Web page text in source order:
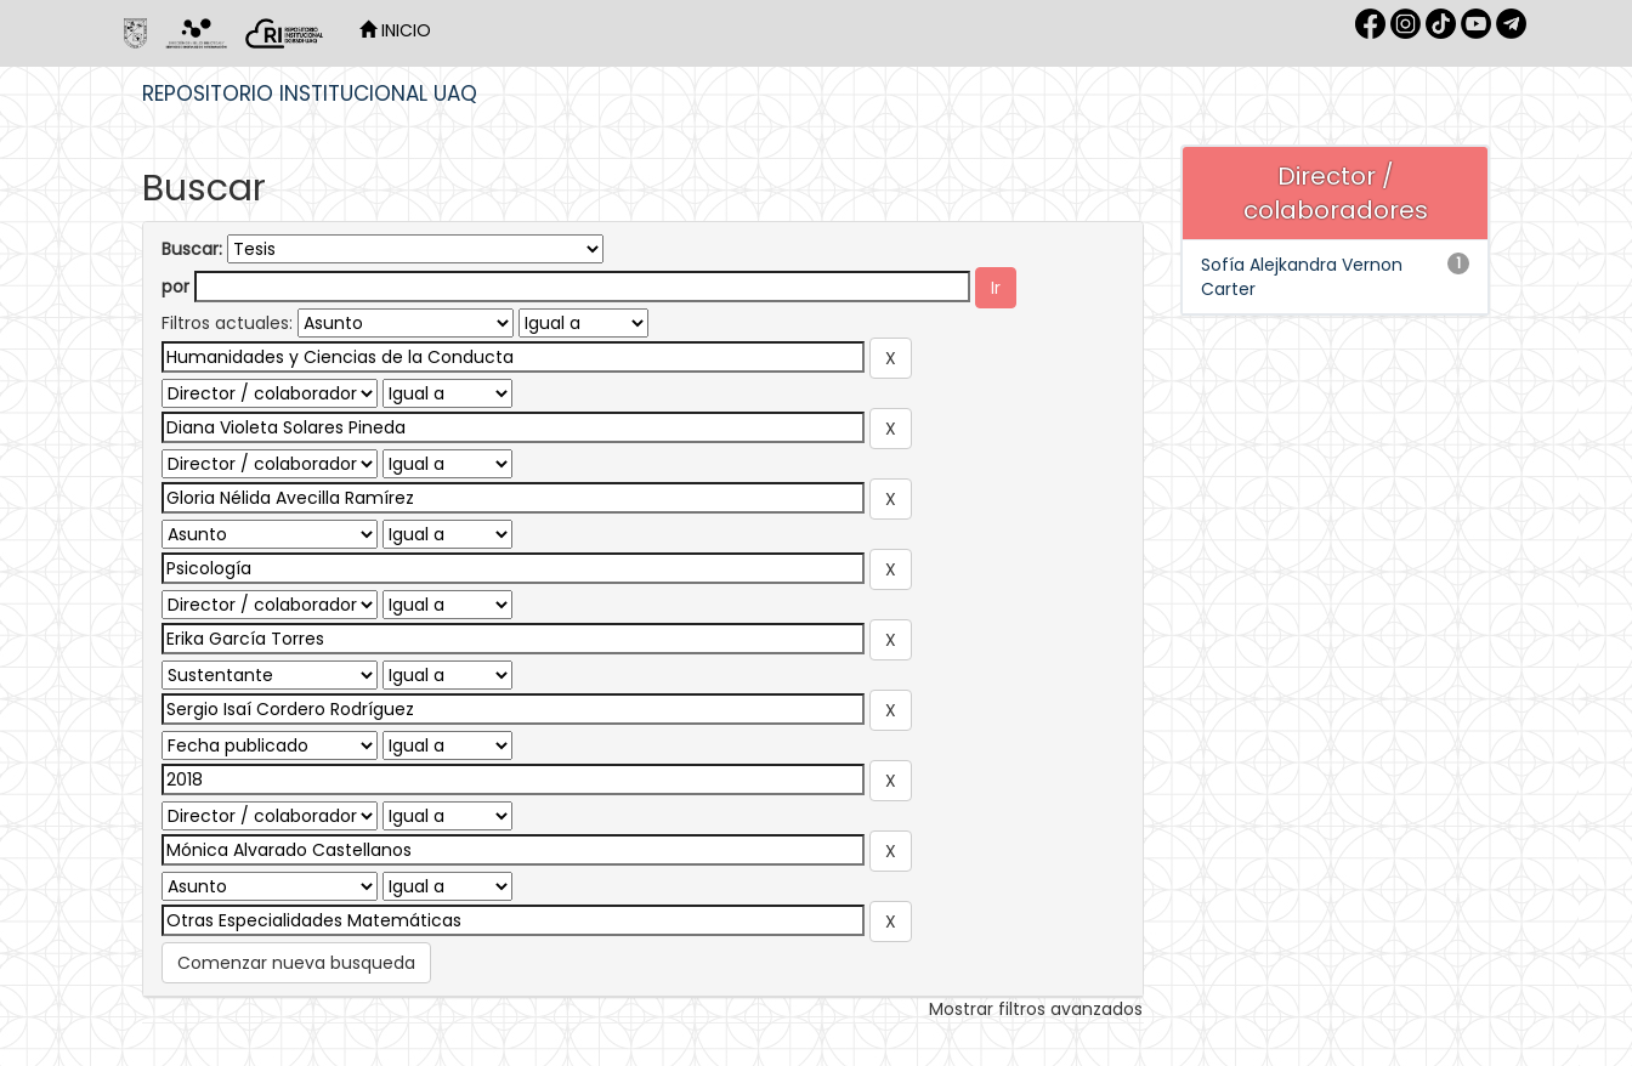
INICIO
REPOSITORIO INSTITUCIONAL UAQ
Buscar
Buscar:
por
Filtros actuales:
Comenzar nueva busqueda
Mostrar filtros avanzados
Director /
colaboradores
1
Sofía Alejkandra Vernon
Carter